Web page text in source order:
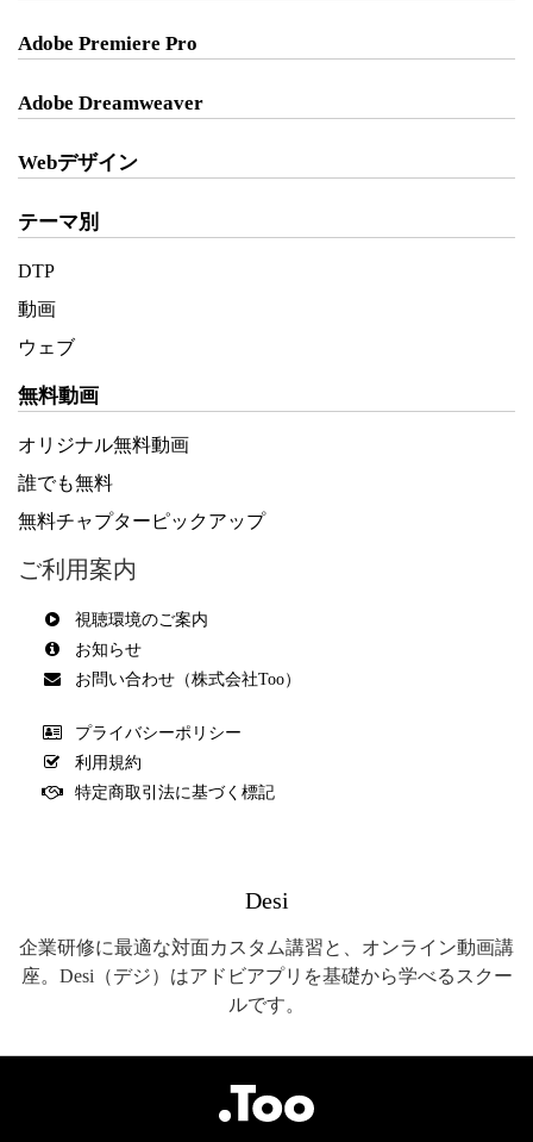
Adobe Premiere Pro
Adobe Dreamweaver
Webデザイン
テーマ別
DTP
動画
ウェブ
無料動画
オリジナル無料動画
誰でも無料
無料チャプターピックアップ
ご利用案内
視聴環境のご案内
お知らせ
お問い合わせ（株式会社Too）
プライバシーポリシー
利用規約
特定商取引法に基づく標記
Desi
企業研修に最適な対面カスタム講習と、オンライン動画講
座。Desi（デジ）はアドビアプリを基礎から学べるスクー
ルです。